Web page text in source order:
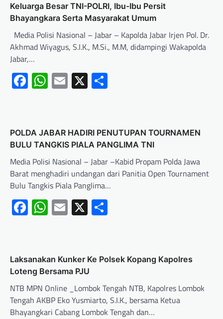
Keluarga Besar TNI-POLRI, Ibu-Ibu Persit
Bhayangkara Serta Masyarakat Umum
Media Polisi Nasional – Jabar – Kapolda Jabar Irjen Pol. Dr.
Akhmad Wiyagus, S.I.K., M.Si., M.M, didampingi Wakapolda
Jabar,…
Facebook
WhatsApp
Email
X
POLDA JABAR HADIRI PENUTUPAN TOURNAMEN
BULU TANGKIS PIALA PANGLIMA TNI
Media Polisi Nasional – Jabar –Kabid Propam Polda Jawa
Barat menghadiri undangan dari Panitia Open Tournament
Bulu Tangkis Piala Panglima…
Facebook
WhatsApp
Email
X
Laksanakan Kunker Ke Polsek Kopang Kapolres
Loteng Bersama PJU ‎
NTB MPN Online _Lombok Tengah NTB, Kapolres Lombok
Tengah AKBP Eko Yusmiarto, S.I.K., bersama Ketua
Bhayangkari Cabang Lombok Tengah dan…